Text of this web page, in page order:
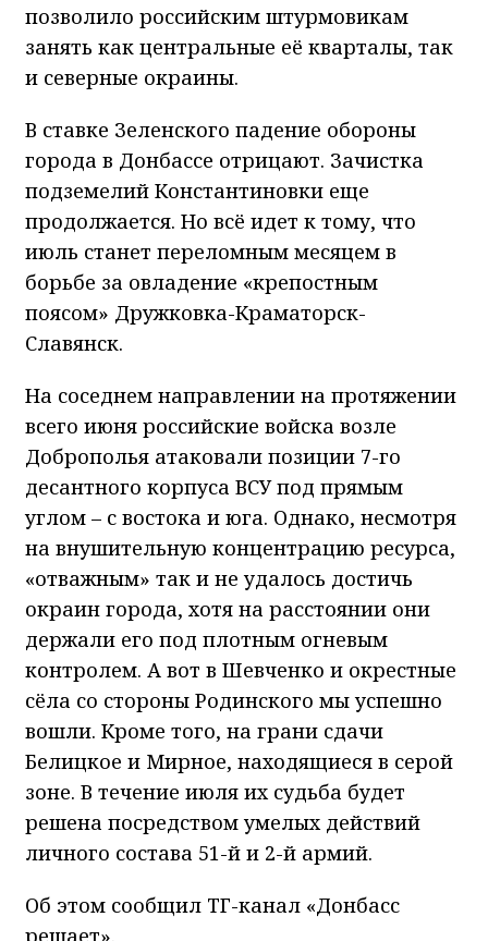
позволило российским штурмовикам
занять как центральные её кварталы, так
и северные окраины.
В ставке Зеленского падение обороны
города в Донбассе отрицают. Зачистка
подземелий Константиновки еще
продолжается. Но всё идет к тому, что
июль станет переломным месяцем в
борьбе за овладение «крепостным
поясом» Дружковка-Краматорск-
Славянск.
На соседнем направлении на протяжении
всего июня российские войска возле
Доброполья атаковали позиции 7-го
десантного корпуса ВСУ под прямым
углом – с востока и юга. Однако, несмотря
на внушительную концентрацию ресурса,
«отважным» так и не удалось достичь
окраин города, хотя на расстоянии они
держали его под плотным огневым
контролем. А вот в Шевченко и окрестные
сёла со стороны Родинского мы успешно
вошли. Кроме того, на грани сдачи
Белицкое и Мирное, находящиеся в серой
зоне. В течение июля их судьба будет
решена посредством умелых действий
личного состава 51-й и 2-й армий.
Об этом сообщил ТГ-канал «Донбасс
решает».